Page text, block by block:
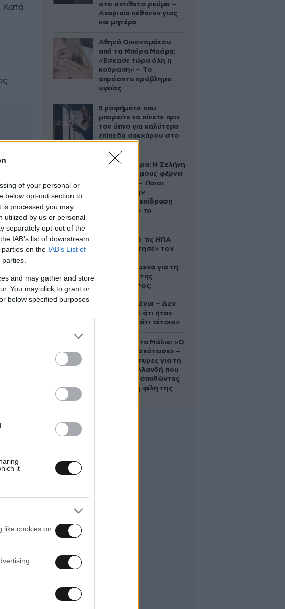
of your personal or
below opt-out section to
processed you may
utilized by us or personal
separately opt-out of the
IAB’s list of downstream
on the IAB’s List of
and may gather and store
You may click to grant or
below specified purposes
it
like cookies on
Κατά
στο αντίθετο ρεύμα –
Ακαριαία πέθαναν γιος
και μητέρα
Αθηνά Οικονομάκου
από τα Μπόρα Μπόρα:
«Έσκασε τώρα όλη η
κούραση» – Το
απρόοπτο πρόβλημα
υγείας
5 ροφήματα που
μπορείτε να πίνετε πριν
τον ύπνο για καλύτερα
επίπεδα σακχάρου στο
Ζώδια σήμερα: Η Σελήνη
στους Διδύμους φέρνει
ανατροπές – Ποιοι
δέχονται την
ευεργετική επίδραση
του Δία από το
Ζευγάρι από τις ΗΠΑ
που «υιοθέτησε» τον
κατηγορούμενο για τη
δολοφονία της
Ελίζαμπεθ Ρος:
συντετριμμένοι – Δεν
έδειξε ποτέ ότι ήταν
ικανός για κάτι τέτοιο»
Τραγωδία στα Μάλια: «Ο
πανικός τη σκότωσε» –
Τι λένε μάρτυρες για τη
42χρονη Ολλανδή που
πνίγηκε προσπαθώντας
να σώσει τη φίλη της